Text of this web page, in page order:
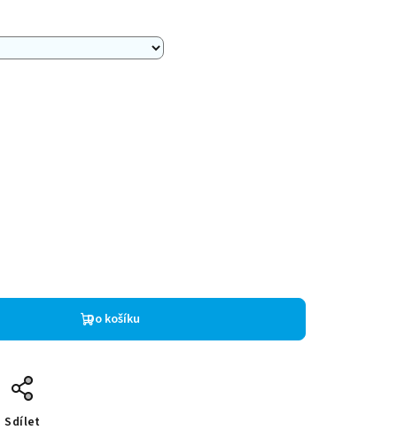
Do košíku
Sdílet